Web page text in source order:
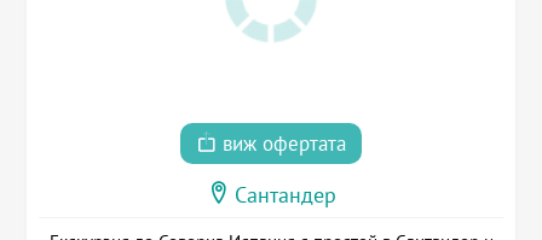
виж офертата
Сантандер